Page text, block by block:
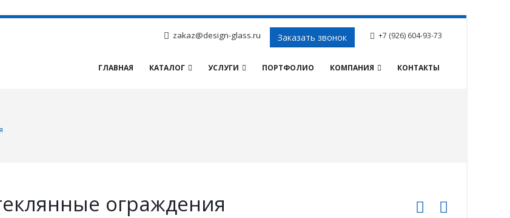
zakaz@design-glass.ru Заказать звонок +7 (926) 604-93-73
ГЛАВНАЯ КАТАЛОГ УСЛУГИ ПОРТФОЛИО КОМПАНИЯ КОНТАКТЫ
ограждения